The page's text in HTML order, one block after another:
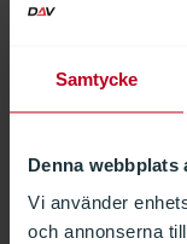
Samtycke
Denna webbplats
Vi använder
och annonserna
22.04.2026
29.04.2024
Ny